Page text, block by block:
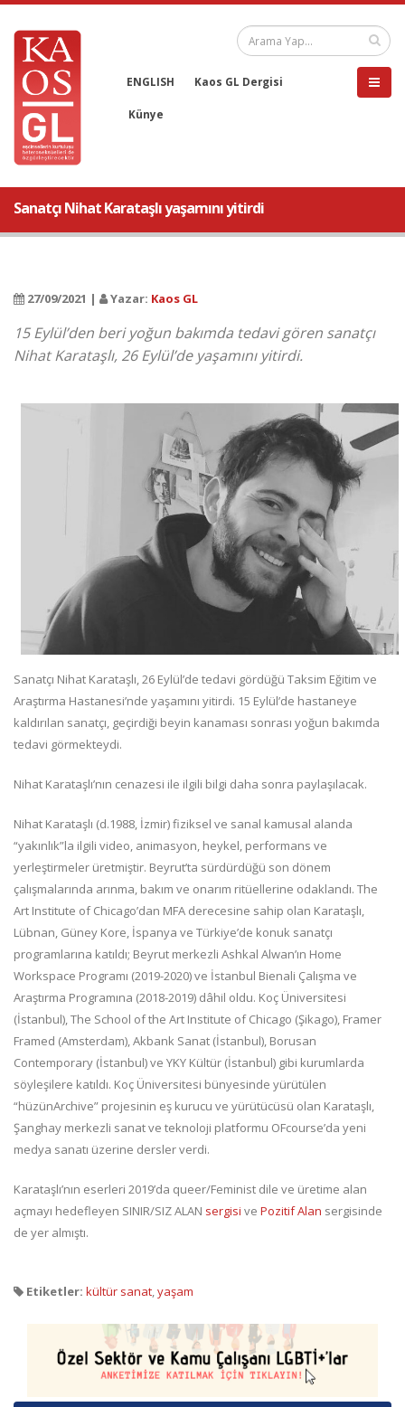
ENGLISH Kaos GL Dergisi
Künye
Sanatçı Nihat Karataşlı yaşamını yitirdi
27/09/2021 | Yazar: Kaos GL
15 Eylül’den beri yoğun bakımda tedavi gören sanatçı
Nihat Karataşlı, 26 Eylül’de yaşamını yitirdi.
Sanatçı Nihat Karataşlı, 26 Eylül’de tedavi gördüğü Taksim Eğitim ve
Araştırma Hastanesi’nde yaşamını yitirdi. 15 Eylül’de hastaneye
kaldırılan sanatçı, geçirdiği beyin kanaması sonrası yoğun bakımda
tedavi görmekteydi.
Nihat Karataşlı’nın cenazesi ile ilgili bilgi daha sonra paylaşılacak.
Nihat Karataşlı (d.1988, İzmir) fiziksel ve sanal kamusal alanda
“yakınlık”la ilgili video, animasyon, heykel, performans ve
yerleştirmeler üretmiştir. Beyrut’ta sürdürdüğü son dönem
çalışmalarında arınma, bakım ve onarım ritüellerine odaklandı. The
Art Institute of Chicago’dan MFA derecesine sahip olan Karataşlı,
Lübnan, Güney Kore, İspanya ve Türkiye’de konuk sanatçı
programlarına katıldı; Beyrut merkezli Ashkal Alwan’ın Home
Workspace Programı (2019-2020) ve İstanbul Bienali Çalışma ve
Araştırma Programına (2018-2019) dâhil oldu. Koç Üniversitesi
(İstanbul), The School of the Art Institute of Chicago (Şikago), Framer
Framed (Amsterdam), Akbank Sanat (İstanbul), Borusan
Contemporary (İstanbul) ve YKY Kültür (İstanbul) gibi kurumlarda
söyleşilere katıldı. Koç Üniversitesi bünyesinde yürütülen
“hüzünArchive” projesinin eş kurucu ve yürütücüsü olan Karataşlı,
Şanghay merkezli sanat ve teknoloji platformu OFcourse’da yeni
medya sanatı üzerine dersler verdi.
Karataşlı’nın eserleri 2019’da queer/Feminist dile ve üretime alan
açmayı hedefleyen SINIR/SIZ ALAN sergisi ve Pozitif Alan sergisinde
de yer almıştı.
Etiketler: kültür sanat,yaşam